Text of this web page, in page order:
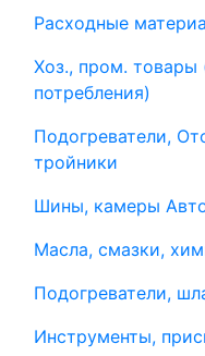
Расходные
Хоз., пром. товары
потребления)
Подогреватели,
тройники
Шины, камеры
Масла, смазки,
Подогреватели,
Инструменты,